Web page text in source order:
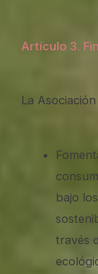
Artículo 3.
La
bajo
través